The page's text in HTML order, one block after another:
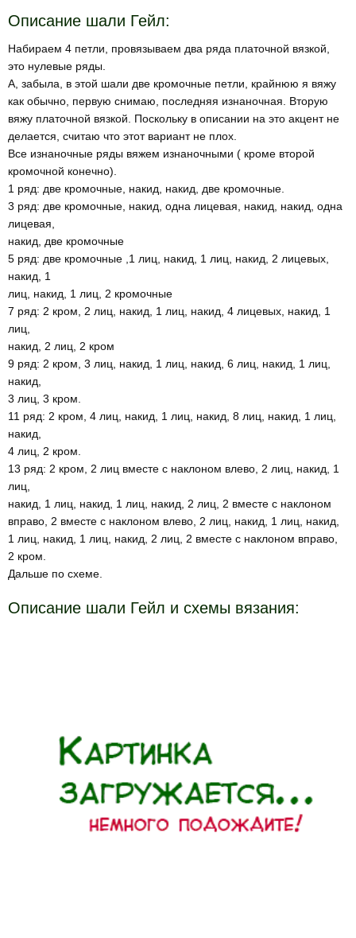
Описание шали Гейл:
Набираем 4 петли, провязываем два ряда платочной вязкой,
это нулевые ряды.
А, забыла, в этой шали две кромочные петли, крайнюю я вяжу
как обычно, первую снимаю, последняя изнаночная. Вторую
вяжу платочной вязкой. Поскольку в описании на это акцент не
делается, считаю что этот вариант не плох.
Все изнаночные ряды вяжем изнаночными ( кроме второй
кромочной конечно).
1 ряд: две кромочные, накид, накид, две кромочные.
3 ряд: две кромочные, накид, одна лицевая, накид, накид, одна
лицевая,
накид, две кромочные
5 ряд: две кромочные ,1 лиц, накид, 1 лиц, накид, 2 лицевых,
накид, 1
лиц, накид, 1 лиц, 2 кромочные
7 ряд: 2 кром, 2 лиц, накид, 1 лиц, накид, 4 лицевых, накид, 1
лиц,
накид, 2 лиц, 2 кром
9 ряд: 2 кром, 3 лиц, накид, 1 лиц, накид, 6 лиц, накид, 1 лиц,
накид,
3 лиц, 3 кром.
11 ряд: 2 кром, 4 лиц, накид, 1 лиц, накид, 8 лиц, накид, 1 лиц,
накид,
4 лиц, 2 кром.
13 ряд: 2 кром, 2 лиц вместе с наклоном влево, 2 лиц, накид, 1
лиц,
накид, 1 лиц, накид, 1 лиц, накид, 2 лиц, 2 вместе с наклоном
вправо, 2 вместе с наклоном влево, 2 лиц, накид, 1 лиц, накид,
1 лиц, накид, 1 лиц, накид, 2 лиц, 2 вместе с наклоном вправо,
2 кром.
Дальше по схеме.
Описание шали Гейл и схемы вязания: